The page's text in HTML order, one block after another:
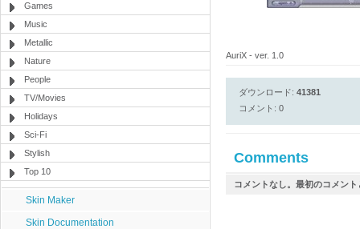
Games
Music
Metallic
Nature
People
TV/Movies
Holidays
Sci-Fi
Stylish
Top 10
Skin Maker
Skin Documentation
AuriX - ver. 1.0
ダウンロード: 41381
コメント: 0
Comments
コメントなし。最初のコメン